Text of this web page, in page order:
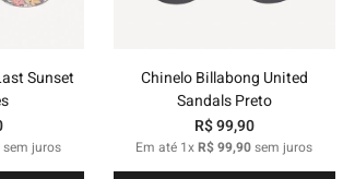
Sunset
sem juros
Chinelo Billabong United
Sandals Preto
R$99,90
Em até 1xR$99,90sem juros